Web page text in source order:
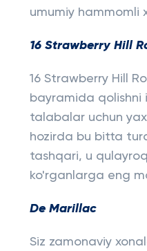
umumiy hammomli
16 Strawberry Hill
16 Strawberry Hill
bayramida
talabalar uchun
hozirda bu bitta
tashqari, u
ko'rganlarga eng
De Marillac
Siz zamonaviy